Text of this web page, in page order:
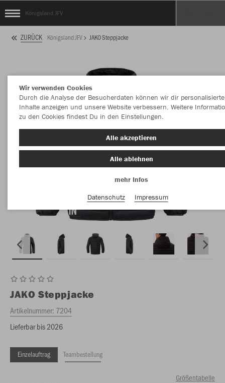
Königsland JFV
ZURÜCK Königsland JFV JAKO Steppjacke
JAKO Steppjacke
Artikelnummer: 7204
Lieferbar bis 2026
Einzelauftrag Teambestellung
Größentabelle
Wir verwenden Cookies
Durch die Analyse der Besucherdaten können wir dir personalisierte
Inhalte anzeigen und unsere Website verbessern. Weitere
zu den Cookies findest Du in den Einstellungen.
Alle akzeptieren
Alle ablehnen
mehr Infos
Datenschutz
Impressum